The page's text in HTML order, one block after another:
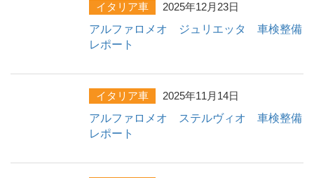
イタリア車
2025年12月23日
アルファロメオ ジュリエッタ 車検整備
レポート
イタリア車
2025年11月14日
アルファロメオ ステルヴィオ 車検整備
レポート